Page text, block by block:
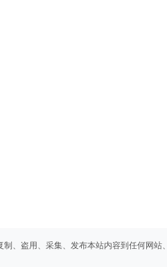
、盗用、采集、发布本站内容到任何网站